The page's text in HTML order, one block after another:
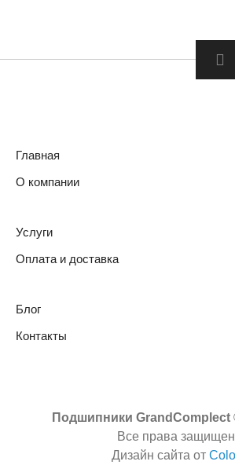
Главная
О компании
Услуги
Оплата и доставка
Блог
Контакты
Подшипники GrandComplect
Все права
Дизайн сайта от